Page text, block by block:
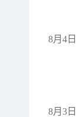
8月4日
8月3日